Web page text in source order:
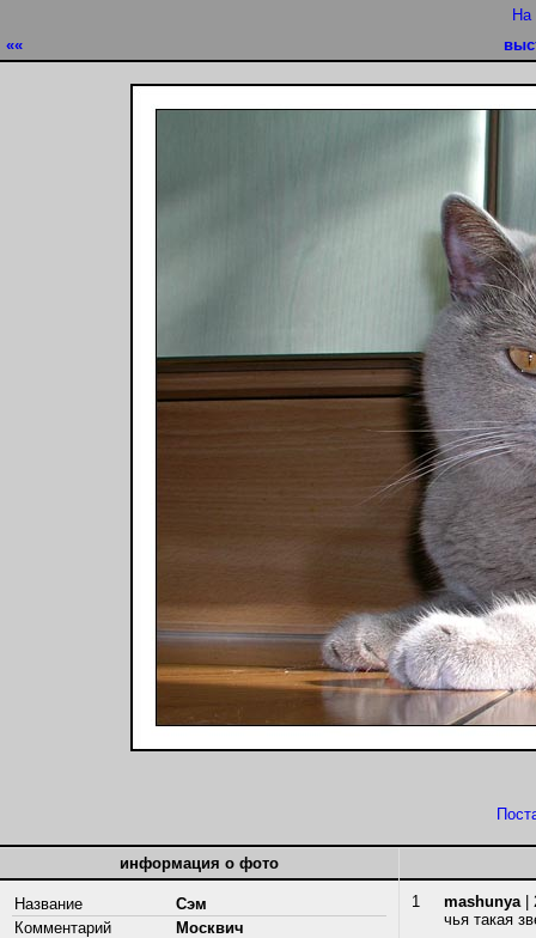
На
««
информация о фото
Название
Сэм
Комментарий
Москвич
1 mashunya|
чья такая